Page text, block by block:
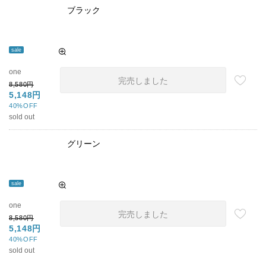
sale
ブラック
one
8,580円
5,148円
40%OFF
sold out
完売しました
sale
グリーン
one
8,580円
5,148円
40%OFF
sold out
完売しました